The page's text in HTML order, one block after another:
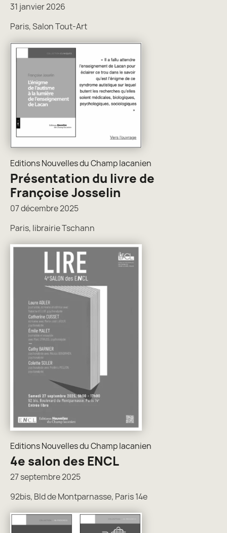
31 janvier 2026
Paris, Salon Tout-Art
Editions Nouvelles du Champ lacanien
Présentation du livre de
Françoise Josselin
07 décembre 2025
Paris, librairie Tschann
Editions Nouvelles du Champ lacanien
4e salon des ENCL
27 septembre 2025
92bis, Bld de Montparnasse, Paris 14e